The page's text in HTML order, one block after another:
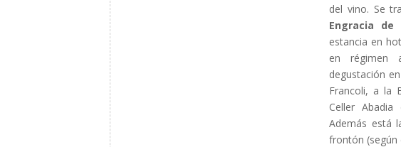
del vino. Se
Engracia de
estancia en
en régimen
degustación
Francoli, a la
Celler
Además está
frontón (según